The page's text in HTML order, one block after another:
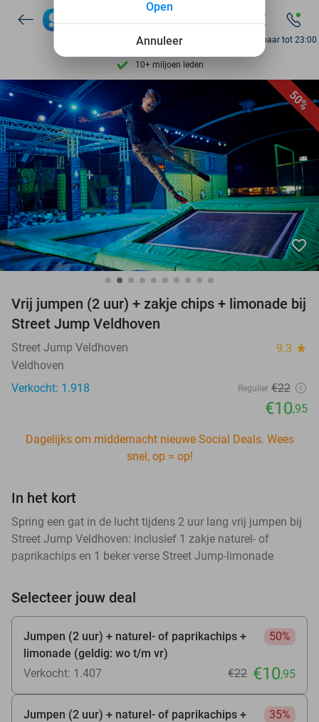
Ontdek 15.000+ deals
7 dagen per week beschikbaar
10+ miljoen leden
9,4 205.924 reviews
Ontdek 15.000+ deals
7 dagen per week beschikbaar
10+ miljoen leden
Bereikbaar tot 23:00
50%
favorite_border
Vrij jumpen (2 uur) + zakje chips + limonade bij
Street Jump Veldhoven
Street Jump Veldhoven 9.3 star
Veldhoven
Verkocht: 1.918
Regulier €22
€10,95
Dagelijks om middernacht nieuwe Social Deals. Wees
snel, op = op!
In het kort
Spring een gat in de lucht tijdens 2 uur lang vrij jumpen bij
Street Jump Veldhoven: inclusief 1 zakje naturel- of
paprikachips en 1 beker verse Street Jump-limonade
Selecteer jouw deal
Jumpen (2 uur) + naturel- of paprikachips +
limonade (geldig: wo t/m vr)
50%
Verkocht: 1.407 €22 €10,95
Jumpen (2 uur) + naturel- of paprikachips +
35%
Annuleer
Open